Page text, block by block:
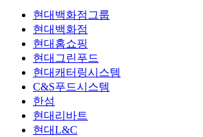
현대백화점그룹
현대백화점
현대홈쇼핑
현대그린푸드
현대캐터링시스템
C&S푸드시스템
한섬
현대리바트
현대L&C